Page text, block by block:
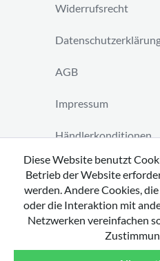
Widerrufsrecht
AGB
Impressum
Händlerkonditionen
Vertrag widerrufen
Diese Website benutzt
Betrieb der Website
werden. Andere Cookies,
oder die Interaktion mit
Netzwerken vereinfachen